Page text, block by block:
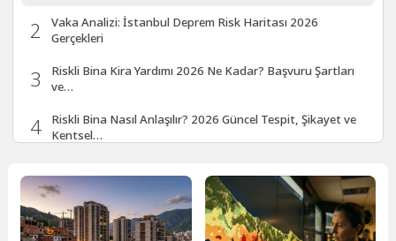
2
Vaka Analizi: İstanbul Deprem Risk Haritası 2026
Gerçekleri
3
Riskli Bina Kira Yardımı 2026 Ne Kadar? Başvuru Şartları
ve…
4
Riskli Bina Nasıl Anlaşılır? 2026 Güncel Tespit, Şikayet ve
Kentsel…
5
En…
6
Riskli Yapı Tespiti Nasıl Yapılır? 2026 Teknik, Hukuki ve
Uygulamalı…